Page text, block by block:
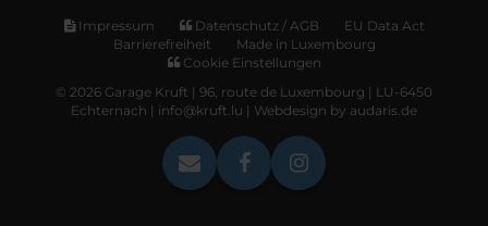
Impressum Datenschutz / AGB
EU Data Act
Barrierefreiheit
Made in Luxembourg
Cookie Einstellungen
© 2026 Garage Kruft | 96, route de Luxembourg | LU-6450
Echternach | info@kruft.lu | Webdesign by audaris.de